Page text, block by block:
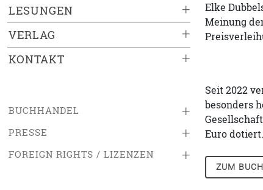
+
LESUNGEN
+
VERLAG
+
KONTAKT
+
BUCHHANDEL
+
PRESSE
+
FOREIGN RIGHTS / LIZENZEN
Elke
Meinung
Seit 2022
besonders
Euro dotiert.
ZUM BUCH